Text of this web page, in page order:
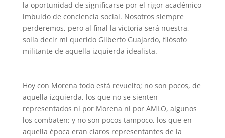
la oportunidad de significarse por el rigor académico
imbuido de conciencia social. Nosotros siempre
perderemos, pero al final la victoria será nuestra,
solía decir mi querido Gilberto Guajardo, filósofo
militante de aquella izquierda idealista.
Hoy con Morena todo está revuelto; no son pocos, de
aquella izquierda, los que no se sienten
representados ni por Morena ni por AMLO, algunos
los combaten; y no son pocos tampoco, los que en
aquella época eran claros representantes de la